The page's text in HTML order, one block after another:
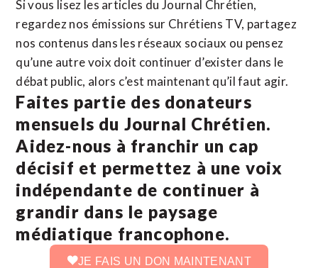
Si vous lisez les articles du Journal Chrétien,
regardez nos émissions sur Chrétiens TV, partagez
nos contenus dans les réseaux sociaux ou pensez
qu’une autre voix doit continuer d’exister dans le
débat public, alors c’est maintenant qu’il faut agir.
Faites partie des donateurs
mensuels du Journal Chrétien.
Aidez-nous à franchir un cap
décisif et permettez à une voix
indépendante de continuer à
grandir dans le paysage
médiatique francophone.
JE FAIS UN DON MAINTENANT